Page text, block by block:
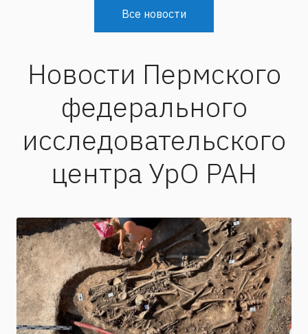
Все новости
Новости Пермского
федерального
исследовательского
центра УрО РАН